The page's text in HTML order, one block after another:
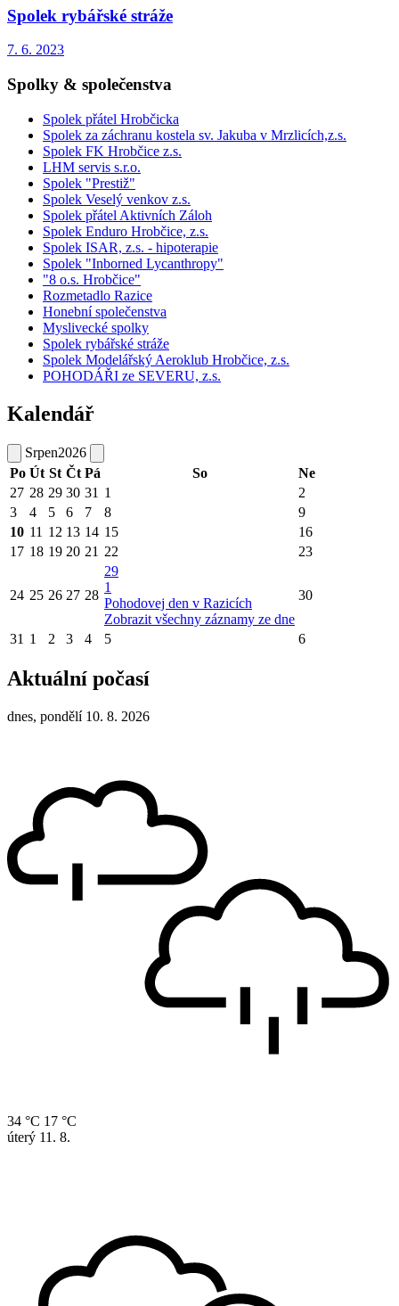
Spolek rybářské stráže
7. 6. 2023
Spolky & společenstva
Spolek přátel Hrobčicka
Spolek za záchranu kostela sv. Jakuba v Mrzlicích,z.s.
Spolek FK Hrobčice z.s.
LHM servis s.r.o.
Spolek "Prestiž"
Spolek Veselý venkov z.s.
Spolek přátel Aktivních Záloh
Spolek Enduro Hrobčice, z.s.
Spolek ISAR, z.s. - hipoterapie
Spolek "Inborned Lycanthropy"
"8 o.s. Hrobčice"
Rozmetadlo Razice
Honební společenstva
Myslivecké spolky
Spolek rybářské stráže
Spolek Modelářský Aeroklub Hrobčice, z.s.
POHODÁŘI ze SEVERU, z.s.
Kalendář
Srpen2026
Po Út St Čt Pá So
Ne
27 28 29 30 31 1
2
3
4 5 6 7 8
9
10 11 12 13 14 15
16
17 18 19 20 21 22 23
24 25 26 27 28
29
1
Pohodovej den v Razicích
Zobrazit všechny záznamy ze dne
30
31 1 2 3 4 5 6
Aktuální počasí
dnes, pondělí 10. 8. 2026
34 °C 17 °C
úterý 11. 8.